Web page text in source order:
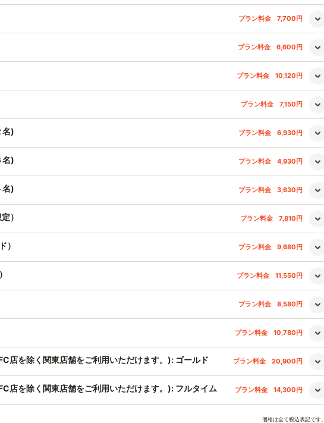
プラン料金 7,700円
プラン料金 6,600円
プラン料金 10,120円
プラン料金 7,150円
名) プラン料金 6,930円
名) プラン料金 4,930円
名) プラン料金 3,630円
） プラン料金 7,810円
） プラン料金 9,680円
プラン料金 11,550円
プラン料金 8,580円
プラン料金 10,780円
店を除く関東店舗をご利用いただけます。): ゴールド プラン料金 20,900円
店を除く関東店舗をご利用いただけます。): フルタイム プラン料金 14,300円
価格は全て税込表記です。